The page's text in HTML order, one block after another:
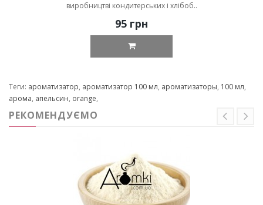
виробництві кондитерських і хлібоб..
95 грн
Теги: ароматизатор, ароматизатор 100 мл, ароматизаторы, 100 мл,
арома, апельсин, orange,
РЕКОМЕНДУЄМО